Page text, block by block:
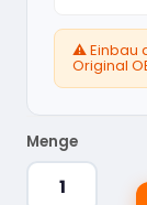
⚠️ Einbau
Original
Menge